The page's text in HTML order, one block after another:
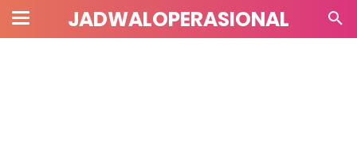
JADWALOPERASIONAL